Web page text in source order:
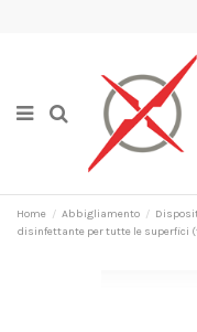
Home Abbigliamento
disinfettante per tutte le superfici